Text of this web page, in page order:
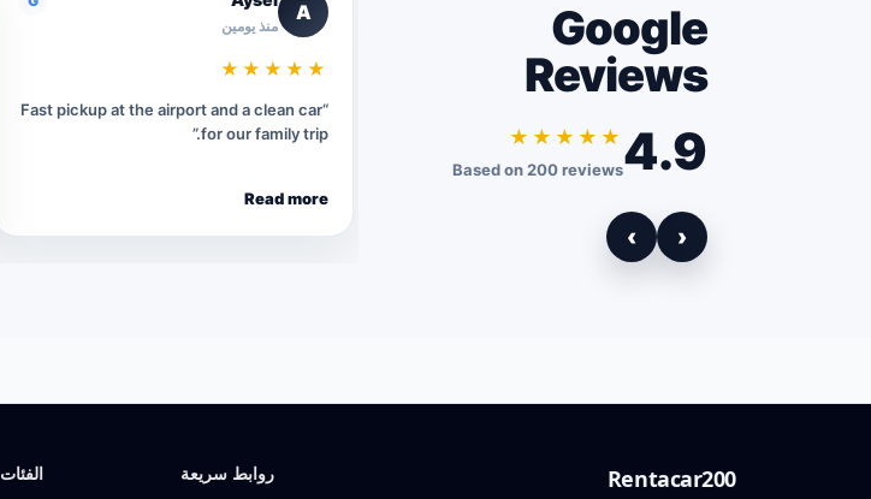
Google
Reviews
4.9
★★★★★
Based on 200 reviews
‹
›
A
منذ يومين
★★★★★
“Fast pickup at the airport and a clean car
for our family trip.”
Read more
Rentacar200
روابط سريعة
الفئات